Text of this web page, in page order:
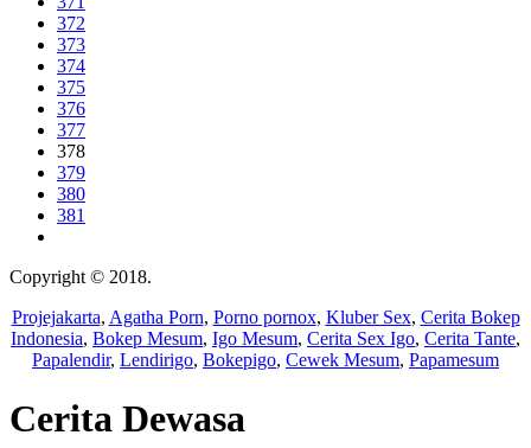
372
373
374
375
376
377
378
379
380
381
Copyright © 2018.
Projejakarta, Agatha Porn, Porno pornox, Kluber Sex, Cerita Bokep
Indonesia, Bokep Mesum, Igo Mesum, Cerita Sex Igo, Cerita Tante,
Papalendir, Lendirigo, Bokepigo, Cewek Mesum, Papamesum
Cerita Dewasa